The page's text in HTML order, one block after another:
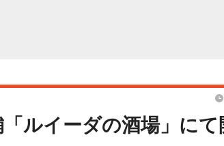
ルイーダの酒場」にて